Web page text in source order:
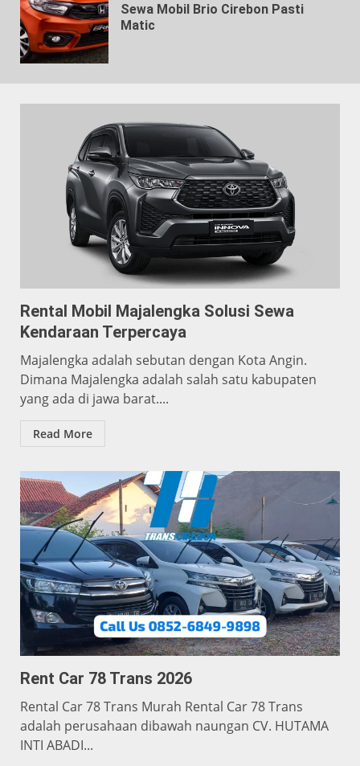
Sewa Mobil Brio Cirebon Pasti
Matic
Rental Mobil Majalengka Solusi Sewa
Kendaraan Terpercaya
Majalengka adalah sebutan dengan Kota Angin.
Dimana Majalengka adalah salah satu kabupaten
yang ada di jawa barat....
Read More
Rent Car 78 Trans 2026
Rental Car 78 Trans Murah Rental Car 78 Trans
adalah perusahaan dibawah naungan CV. HUTAMA
INTI ABADI...